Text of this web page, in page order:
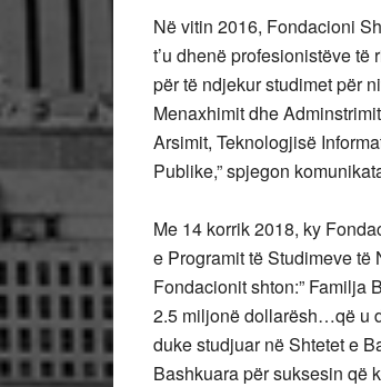
Në vitin 2016, Fondacioni
t’u dhenë profesionistëve
për të ndjekur studimet për
Menaxhimit dhe
Arsimit, Teknologjisë
Publike,” spjegon
Me 14 korrik 2018, ky
e Programit të Studimeve të
Fondacionit shton:” Familja
2.5 miljonë dollarësh…që u
duke studjuar në Shtetet e
Bashkuara për suksesin që